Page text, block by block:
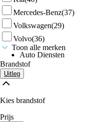
Auto Diensten
Mercedes-Benz(37)
Volkswagen(29)
Volvo(36)
Toon alle merken
Brandstof
Uitleg
Kies brandstof
Prijs